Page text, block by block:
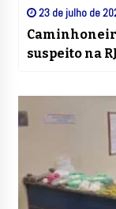
23 de julho de
suspeito na